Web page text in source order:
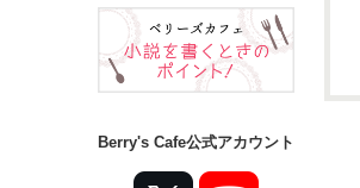
Berry's Cafe公式アカウント